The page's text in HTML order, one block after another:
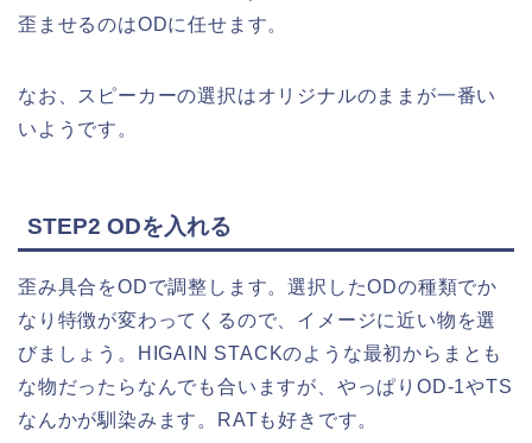
歪ませるのはODに任せます。
なお、スピーカーの選択はオリジナルのままが一番い
いようです。
STEP2 ODを入れる
歪み具合をODで調整します。選択したODの種類でか
なり特徴が変わってくるので、イメージに近い物を選
びましょう。HIGAIN STACKのような最初からまとも
な物だったらなんでも合いますが、やっぱりOD-1やTS
なんかが馴染みます。RATも好きです。